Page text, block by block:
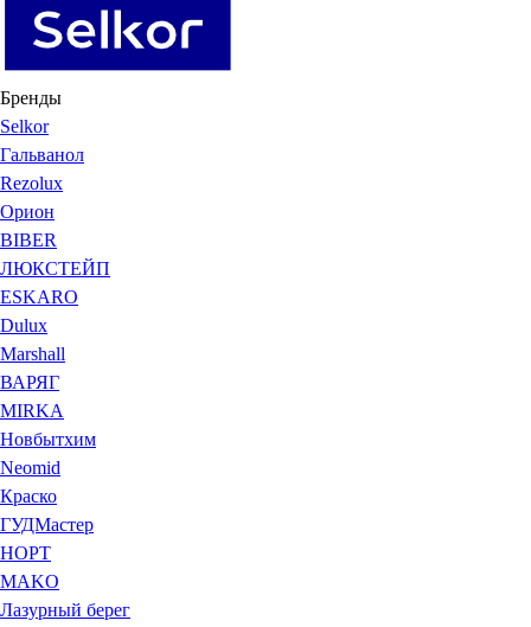
Бренды
Selkor
Гальванол
Rezolux
Орион
BIBER
ЛЮКСТЕЙП
ESKARO
Dulux
Marshall
ВАРЯГ
MIRKA
Новбытхим
Neomid
Краско
ГУДМастер
НОРТ
MAKO
Лазурный берег